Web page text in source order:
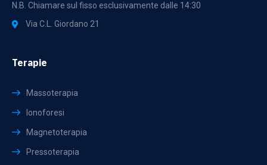
N.B. Chiamare sul fisso esclusivamente dalle 14:30
Via C.L. Giordano 21
Terapie
Massoterapia
Ionoforesi
Magnetoterapia
Pressoterapia